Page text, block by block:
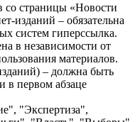
со страницы «Новости
изданий – обязательна
систем гиперссылка.
в независимости от
материалов.
– должна быть
в первом абзаце
"Экспертиза",